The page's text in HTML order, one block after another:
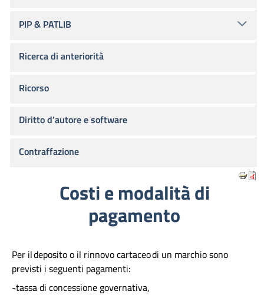
PIP & PATLIB
Ricerca di anteriorità
Ricorso
Diritto d’autore e software
Contraffazione
Costi e modalità di
pagamento
Per il deposito o il rinnovo cartaceo di un marchio sono
previsti i seguenti pagamenti:
-tassa di concessione governativa,